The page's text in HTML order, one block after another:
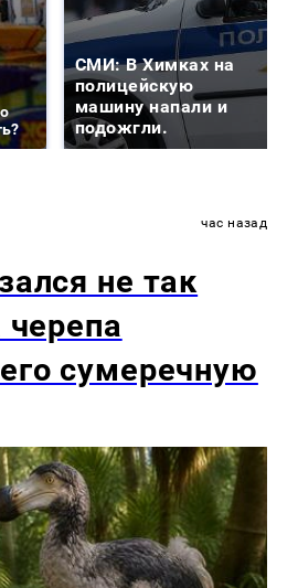
СМИ: В Химках на
полицейскую
машину напали и
подожгли.
час назад
не так
черепа
сумеречную